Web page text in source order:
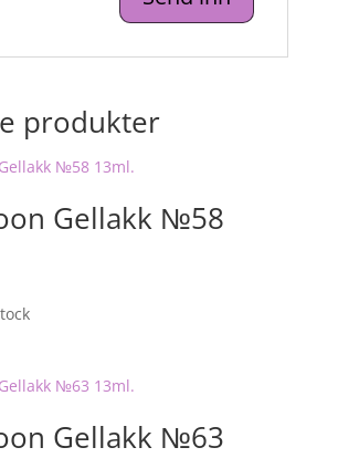
produkter
Gellakk №58
Gellakk №63